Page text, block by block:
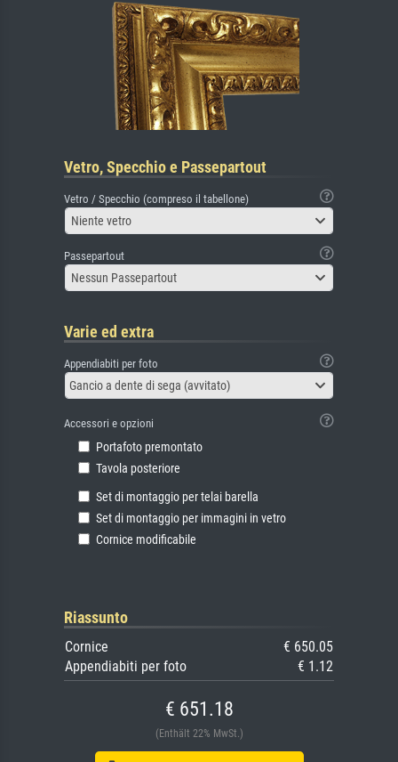
Vetro, Specchio e Passepartout
Vetro / Specchio (compreso il tabellone)
Niente vetro
Passepartout
Nessun Passepartout
Varie ed extra
Appendiabiti per foto
Gancio a dente di sega (avvitato)
Accessori e opzioni
Portafoto premontato
Tavola posteriore
Set di montaggio per telai barella
Set di montaggio per immagini in vetro
Cornice modificabile
Riassunto
Cornice
€ 650.05
Appendiabiti per foto
€ 1.12
€ 651.18
(Enthält 22% MwSt.)